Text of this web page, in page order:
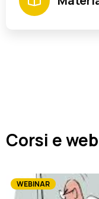
Corsi e
WEBINAR